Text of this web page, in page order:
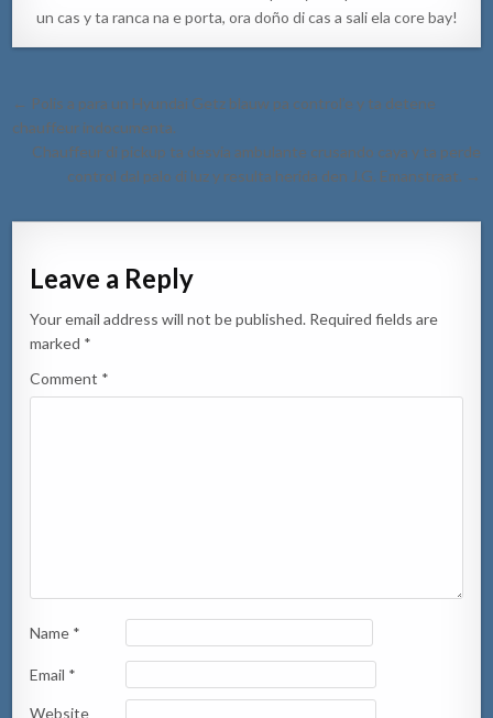
un cas y ta ranca na e porta, ora doño di cas a sali ela core bay!
Post
navigation
← Polis a para un Hyundai Getz blauw pa control’e y ta detene
chauffeur indocumenta.
Chauffeur di pickup ta desvia ambulante crusando caya y ta perde
control dal palo di luz y resulta herida den J.G. Emanstraat. →
Leave a Reply
Your email address will not be published. Required fields are
marked *
Comment *
Name *
Email *
Website